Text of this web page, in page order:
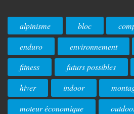
alpinisme bloc
enduro
environnement
fitness
futurs possibles
hiver
indoor
moteur économique